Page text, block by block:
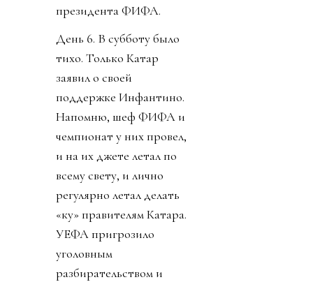
президента ФИФА.
День 6. В субботу было
тихо. Только Катар
заявил о своей
поддержке Инфантино.
Напомню, шеф ФИФА и
чемпионат у них провел,
и на их джете летал по
всему свету, и лично
регулярно летал делать
«ку» правителям Катара.
УЕФА пригрозило
уголовным
разбирательством и